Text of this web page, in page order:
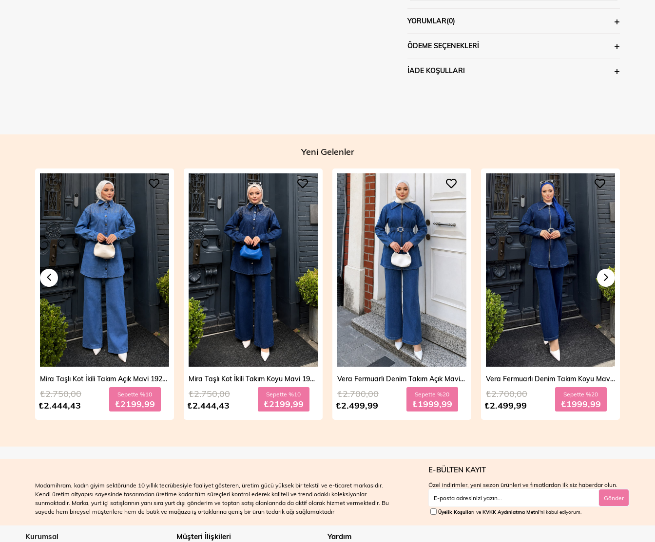
YORUMLAR(0)
ÖDEME SEÇENEKLERI
İADE KOŞULLARI
Yeni Gelenler
Mira Taşlı Kot İkili Takım Koyu Mavi 19286
₺2.444,43
₺2.750,00 Sepette %10
₺2199,99
Vera Fermuarlı Denim Takım Açık Mavi 19298
₺2.499,99
₺2.700,00 Sepette %20
₺1999,99
Vera Fermuarlı Denim Takım Koyu Mavi 19298
₺2.499,99
₺2.700,00 Sepette %20
₺1999,99
Mila Çift Düğmeli Kot Trençkot Açık Mavi 19290
₺3.999,99
₺4.700,00 Sepette %30
₺2799,99
Modamihram, kadın giyim sektöründe 10 yıllık tecrübesiyle faaliyet gösteren, üretim gücü yüksek bir tekstil ve e-ticaret markasıdır.
Kendi üretim altyapısı sayesinde tasarımdan üretime kadar tüm süreçleri kontrol ederek kaliteli ve trend odaklı koleksiyonlar
sunmaktadır. Marka, yurt içi satışlarının yanı sıra yurt dışı gönderim ve toptan satış alanlarında da aktif olarak hizmet vermektedir. Bu
sayede hem bireysel müşterilere hem de butik ve mağaza iş ortaklarına geniş bir ürün tedarik ağı sağlamaktadır
E-BÜLTEN KAYIT
Özel indirimler, yeni sezon ürünleri ve fırsatlardan ilk siz haberdar olun.
Gönder
Üyelik Koşulları ve KVKK Aydınlatma Metni'ni kabul ediyorum.
Kurumsal Müşteri İlişkileri Yardım